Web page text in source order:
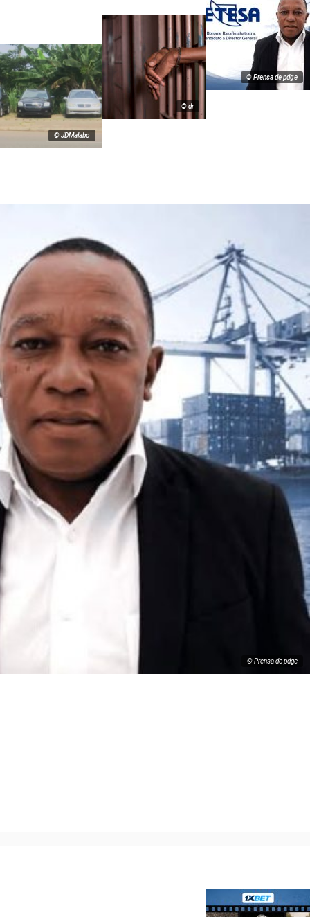
© Prensa de pdge
© dr
© JDMalabo
© Prensa de pdge